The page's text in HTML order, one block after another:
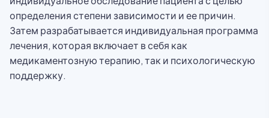
определения степени зависимости и ее причин.
Затем разрабатывается индивидуальная программа
лечения, которая включает в себя как
медикаментозную терапию, так и психологическую
поддержку.